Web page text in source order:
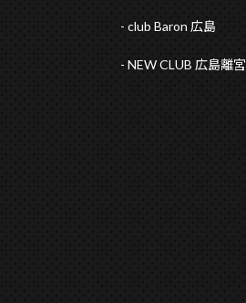
club Baron 広島
NEW CLUB 広島離宮